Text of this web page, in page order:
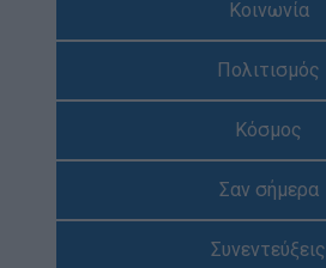
Η Προσκοπική Μέθοδος
Προσκοπικό Πρόγραμμα
Στόχοι Βιώσιμης Ανάπτυξης
Κοινωνία
Πολιτισμός
Κόσμος
Σαν σήμερα
Συνεντεύξεις